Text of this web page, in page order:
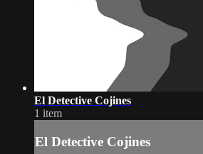
El Detective Cojines
1 item
El Detective Cojines